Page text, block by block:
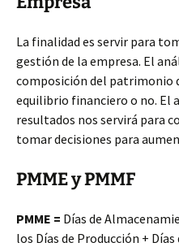
La finalidad es servir para
gestión de la empresa. El
composición del patrimonio
equilibrio financiero o no. El
resultados nos servirá para
tomar decisiones para
PMME y PMMF
PMME = Días de
los Días de Producción + Días